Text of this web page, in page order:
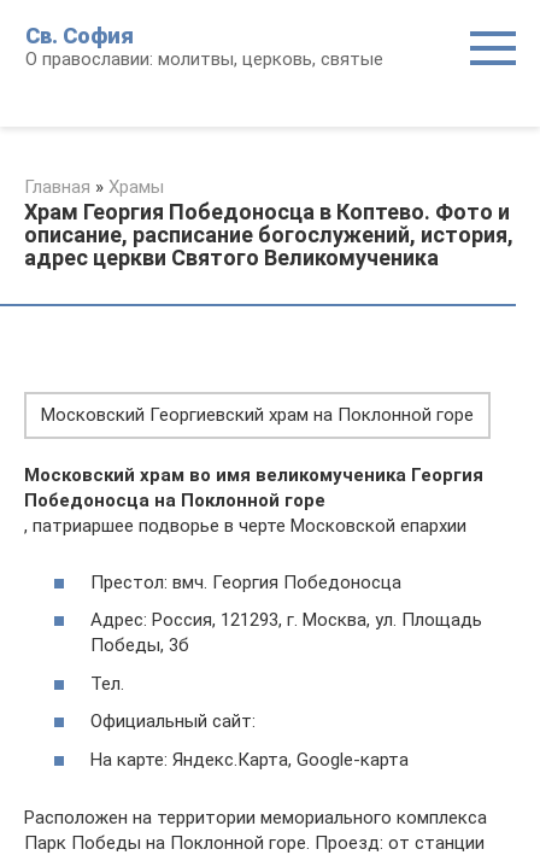
контенту
Св. София
О православии: молитвы, церковь, святые
Главная » Храмы
Храм Георгия Победоносца в Коптево. Фото и
описание, расписание богослужений, история,
адрес церкви Святого Великомученика
Московский Георгиевский храм на Поклонной горе
Московский храм во имя великомученика Георгия
Победоносца на Поклонной горе
, патриаршее подворье в черте Московской епархии
Престол: вмч. Георгия Победоносца
Адрес: Россия, 121293, г. Москва, ул. Площадь
Победы, 3б
Тел.
Официальный сайт:
На карте: Яндекс.Карта, Google-карта
Расположен на территории мемориального комплекса
Парк Победы на Поклонной горе. Проезд: от станции